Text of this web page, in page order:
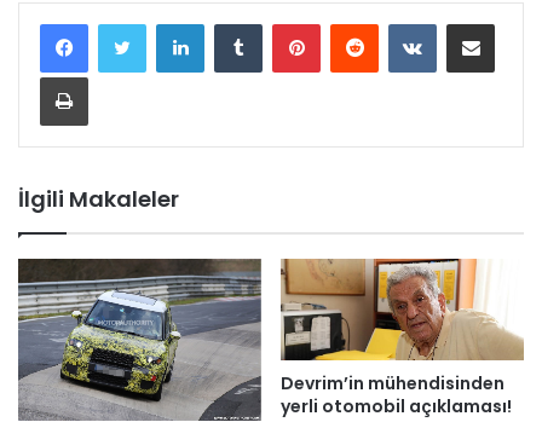
İlgili Makaleler
Devrim’in mühendisinden
yerli otomobil açıklaması!